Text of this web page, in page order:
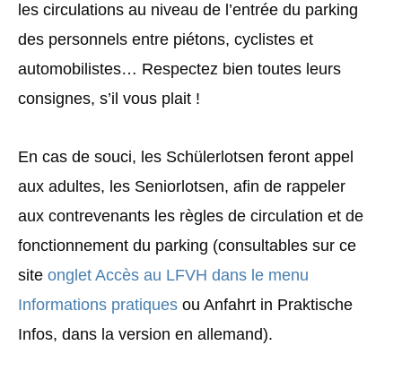
les circulations au niveau de l’entrée du parking
des personnels entre piétons, cyclistes et
automobilistes… Respectez bien toutes leurs
consignes, s’il vous plait !
En cas de souci, les Schülerlotsen feront appel
aux adultes, les Seniorlotsen, afin de rappeler
aux contrevenants les règles de circulation et de
fonctionnement du parking (consultables sur ce
site onglet Accès au LFVH dans le menu
Informations pratiques ou Anfahrt in Praktische
Infos, dans la version en allemand).